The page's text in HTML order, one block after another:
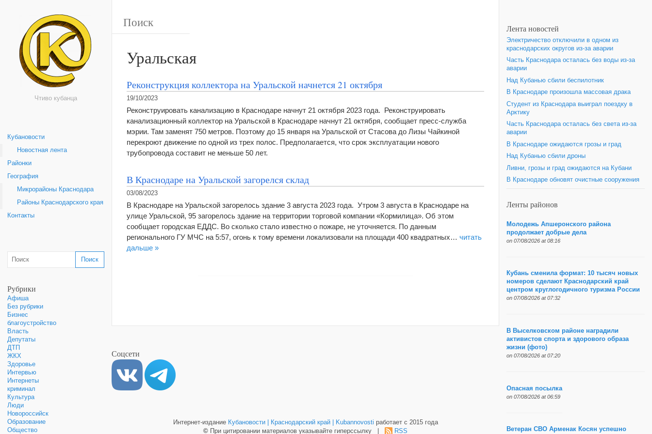
Чтиво кубанца
Кубановости
Новостная лента
Районки
География
Микрорайоны Краснодара
Районы Краснодарского края
Контакты
Рубрики
Афиша
Без рубрики
Бизнес
благоустройство
Власть
Депутаты
ДТП
ЖКХ
Здоровье
Интервью
Интернеты
криминал
Культура
Люди
Новороссийск
Образование
Общество
Уральская
Реконструкция коллектора на Уральской начнется 21 октября
19/10/2023
Реконструировать канализацию в Краснодаре начнут 21 октября 2023 года. Реконструировать
канализационный коллектор на Уральской в Краснодаре начнут 21 октября, сообщает пресс-служба
мэрии. Там заменят 750 метров. Поэтому до 15 января на Уральской от Стасова до Лизы Чайкиной
перекроют движение по одной из трех полос. Предполагается, что срок эксплуатации нового
трубопровода составит не меньше 50 лет.
В Краснодаре на Уральской загорелся склад
03/08/2023
В Краснодаре на Уральской загорелось здание 3 августа 2023 года. Утром 3 августа в Краснодаре на
улице Уральской, 95 загорелось здание на территории торговой компании «Кормилица». Об этом
сообщает городская ЕДДС. Во сколько стало известно о пожаре, не уточняется. По данным
регионального ГУ МЧС на 5:57, огонь к тому времени локализовали на площади 400 квадратных… читать
дальше »
Лента новостей
Электричество отключили в одном из
краснодарских округов из-за аварии
Часть Краснодара осталась без воды из-за
аварии
Над Кубанью сбили беспилотник
В Краснодаре произошла массовая драка
Студент из Краснодара выиграл поездку в
Арктику
Часть Краснодара осталась без света из-за
аварии
В Краснодаре ожидаются грозы и град
Над Кубанью сбили дроны
Ливни, грозы и град ожидаются на Кубани
В Краснодаре обновят очистные сооружения
Ленты районов
Молодежь Апшеронского района
продолжает добрые дела
on 07/08/2026 at 08:16
Кубань сменила формат: 10 тысяч новых
номеров сделают Краснодарский край
центром круглогодичного туризма России
on 07/08/2026 at 07:32
В Выселковском районе наградили
активистов спорта и здорового образа
жизни (фото)
on 07/08/2026 at 07:20
Опасная посылка
on 07/08/2026 at 06:59
Ветеран СВО Арменак Косян успешно
Соцсети
Интернет-издание Кубановости | Краснодарский край | Kubannovosti работает с 2015 года
© При цитировании материалов указывайте гиперссылку | RSS